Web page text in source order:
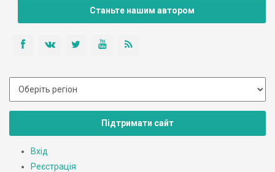
Станьте нашим автором
Підтримати сайт
Вхід
Реєстрація